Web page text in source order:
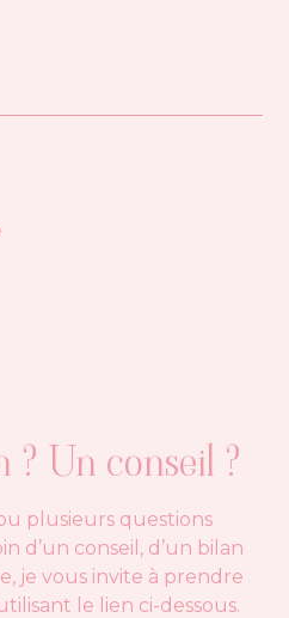
? Un conseil ?
plusieurs questions
d’un conseil, d’un bilan
je vous invite à prendre
le lien ci-dessous.